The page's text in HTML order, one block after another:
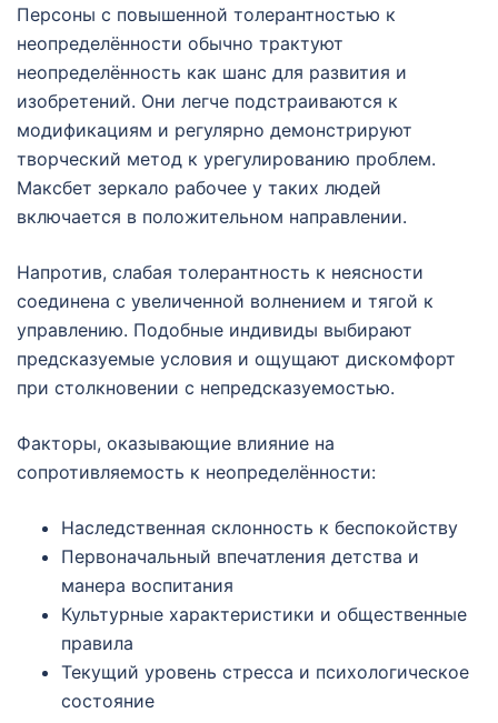
Персоны с повышенной толерантностью к
неопределённости обычно трактуют
неопределённость как шанс для развития и
изобретений. Они легче подстраиваются к
модификациям и регулярно демонстрируют
творческий метод к урегулированию проблем.
Максбет зеркало рабочее у таких людей
включается в положительном направлении.
Напротив, слабая толерантность к неясности
соединена с увеличенной волнением и тягой к
управлению. Подобные индивиды выбирают
предсказуемые условия и ощущают дискомфорт
при столкновении с непредсказуемостью.
Факторы, оказывающие влияние на
сопротивляемость к неопределённости:
Наследственная склонность к беспокойству
Первоначальный впечатления детства и
манера воспитания
Культурные характеристики и общественные
правила
Текущий уровень стресса и психологическое
состояние